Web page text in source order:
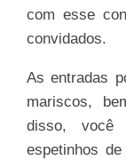
com esse
convidados.
As entradas
mariscos,
disso, você
espetinhos